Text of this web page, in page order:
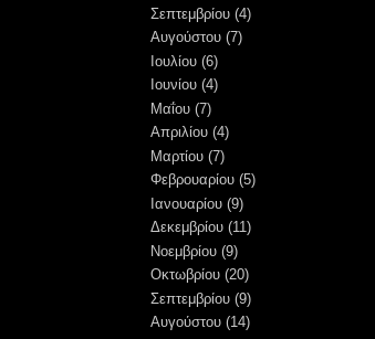
Σεπτεμβρίου (4)
Αυγούστου (7)
Ιουλίου (6)
Ιουνίου (4)
Μαΐου (7)
Απριλίου (4)
Μαρτίου (7)
Φεβρουαρίου (5)
Ιανουαρίου (9)
Δεκεμβρίου (11)
Νοεμβρίου (9)
Οκτωβρίου (20)
Σεπτεμβρίου (9)
Αυγούστου (14)